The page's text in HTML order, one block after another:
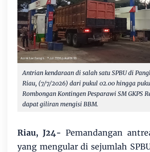
Antrian kendaraan di salah satu SPBU di
Riau, (7/7/2026) dari pukul 02.00 hingga
Rombongan Kontingen Pesparawi SM GKPS
dapat giliran mengisi BBM.
Riau, J24- Pemandangan
yang mengular di sejumlah